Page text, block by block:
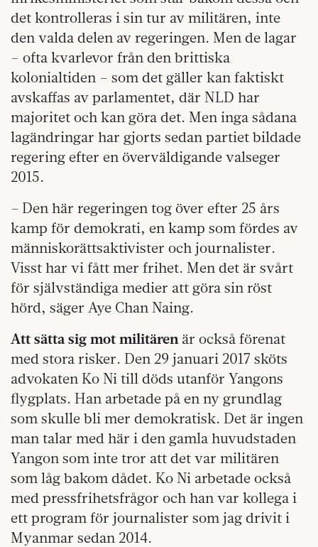
det kontrolleras i sin tur av militären, inte
den valda delen av regeringen. Men de lagar
– ofta kvarlevor från den brittiska
kolonialtiden – som det gäller kan faktiskt
avskaffas av parlamentet, där NLD har
majoritet och kan göra det. Men inga sådana
lagändringar har gjorts sedan partiet bildade
regering efter en överväldigande valseger
2015.
– Den här regeringen tog över efter 25 års
kamp för demokrati, en kamp som fördes av
människorättsaktivister och journalister.
Visst har vi fått mer frihet. Men det är svårt
för självständiga medier att göra sin röst
hörd, säger Aye Chan Naing.
Att sätta sig mot militären är också förenat
med stora risker. Den 29 januari 2017 sköts
advokaten Ko Ni till döds utanför Yangons
flygplats. Han arbetade på en ny grundlag
som skulle bli mer demokratisk. Det är ingen
man talar med här i den gamla huvudstaden
Yangon som inte tror att det var militären
som låg bakom dådet. Ko Ni arbetade också
med pressfrihetsfrågor och han var kollega i
ett program för journalister som jag drivit i
Myanmar sedan 2014.